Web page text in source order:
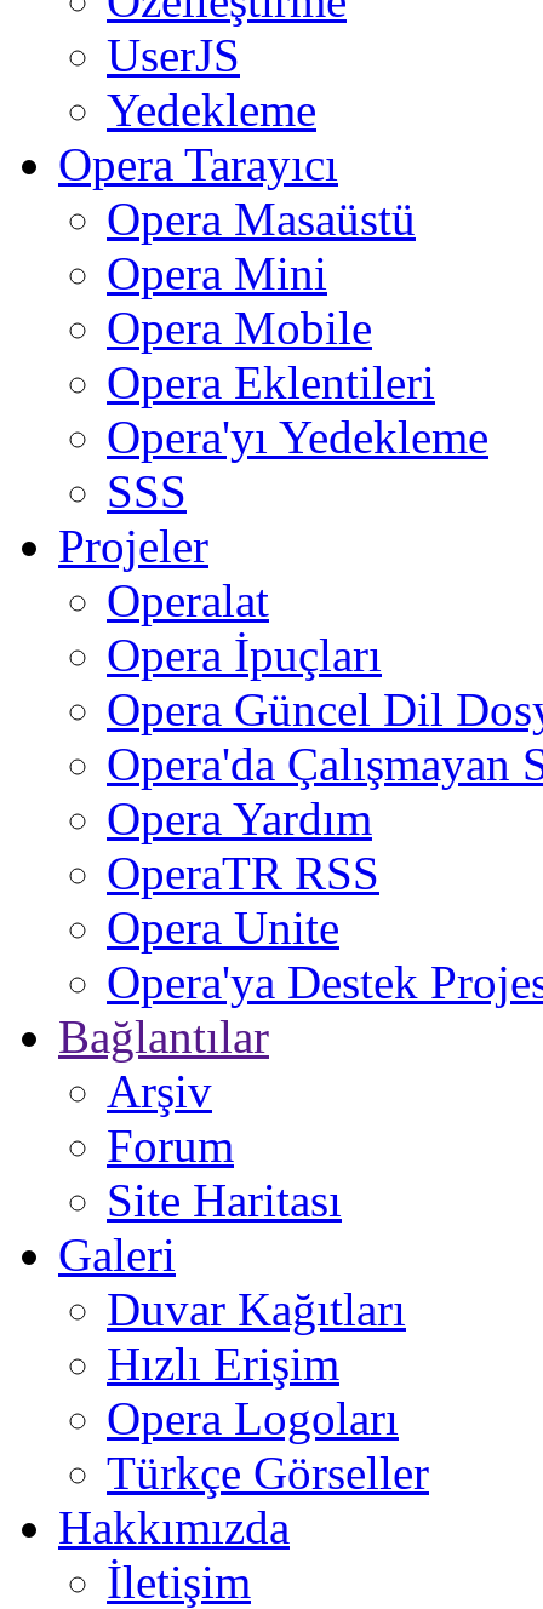
UserJS
Yedekleme
Opera Tarayıcı
Opera Masaüstü
Opera Mini
Opera Mobile
Opera Eklentileri
Opera'yı Yedekleme
SSS
Projeler
Operalat
Opera İpuçları
Opera Güncel Dil
Opera'da Çalışmayan
Opera Yardım
OperaTR RSS
Opera Unite
Opera'ya Destek
Bağlantılar
Arşiv
Forum
Site Haritası
Galeri
Duvar Kağıtları
Hızlı Erişim
Opera Logoları
Türkçe Görseller
Hakkımızda
İletişim